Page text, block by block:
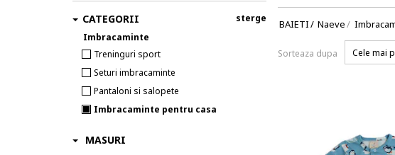
BAIETI/ Naeve/
Sorteaza dupa Cele mai
CATEGORII
Imbracaminte
Treninguri sport
Seturi imbracaminte
Pantaloni si salopete
Imbracaminte pentru casa
sterge
MASURI